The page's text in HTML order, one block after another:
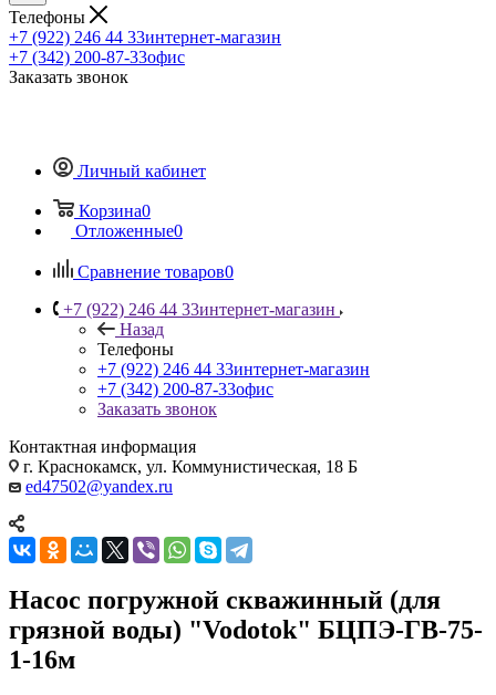
Телефоны
+7 (922) 246 44 33интернет-магазин
+7 (342) 200-87-33офис
Заказать звонок
Личный кабинет
Корзина0
Отложенные0
Сравнение товаров0
+7 (922) 246 44 33интернет-магазин
Назад
Телефоны
+7 (922) 246 44 33интернет-магазин
+7 (342) 200-87-33офис
Заказать звонок
Контактная информация
г. Краснокамск, ул. Коммунистическая, 18 Б
ed47502@yandex.ru
Насос погружной скважинный (для
грязной воды) "Vodotok" БЦПЭ-ГВ-75-
1-16м